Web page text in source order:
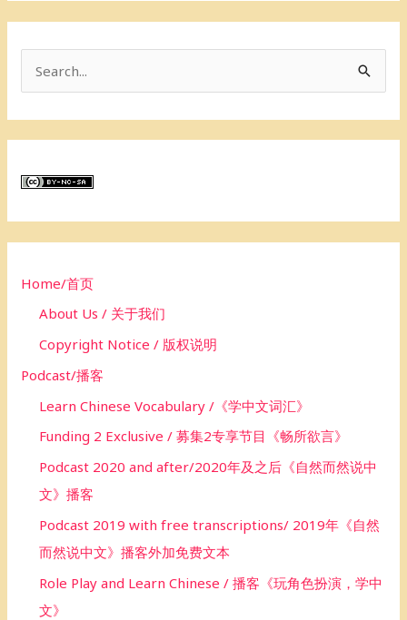
c
rHome/首页
About Us / 关于我们
Copyright Notice / 版权说明
Podcast/播客
Learn Chinese Vocabulary /《学中文词汇》
Funding 2 Exclusive / 募集2专享节目《畅所欲言》
Podcast 2020 and after/2020年及之后《自然而然说中
文》播客
Podcast 2019 with free transcriptions/ 2019年《自然
而然说中文》播客外加免费文本
Role Play and Learn Chinese / 播客《玩角色扮演，学中
文》